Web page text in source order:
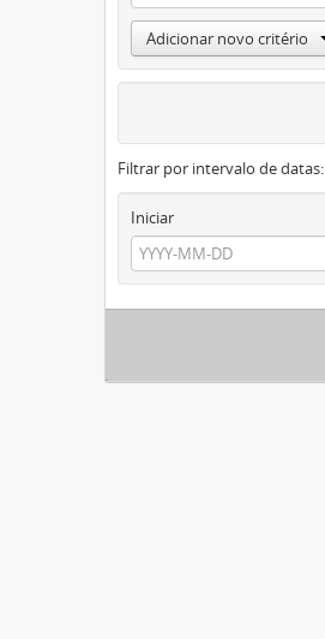
Adicionar novo critério
Filtrar por intervalo de datas:
Iniciar